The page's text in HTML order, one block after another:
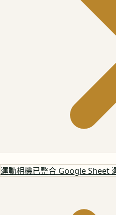
運動相機已整合 Google Sheet